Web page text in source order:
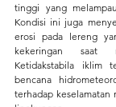
tinggi yang
Kondisi ini juga
erosi pada lereng
kekeringan saat
Ketidakstabila iklim
bencana
terhadap keselamatan